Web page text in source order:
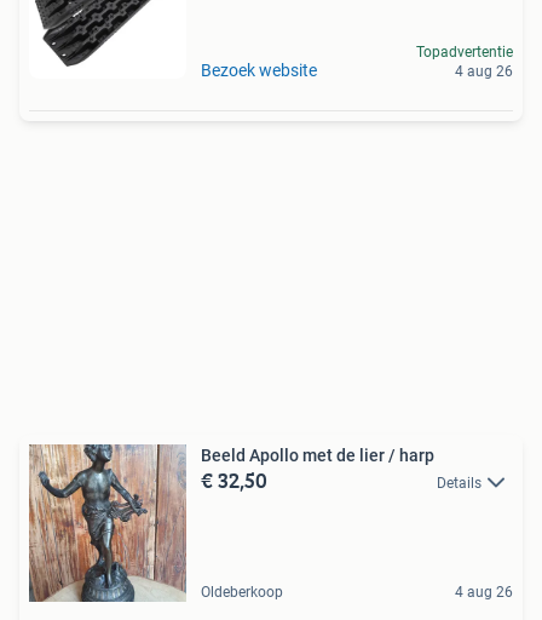
Bezoek website
Topadvertentie
4 aug 26
Beeld Apollo met de lier / harp
€ 32,50 Details
Oldeberkoop 4 aug 26